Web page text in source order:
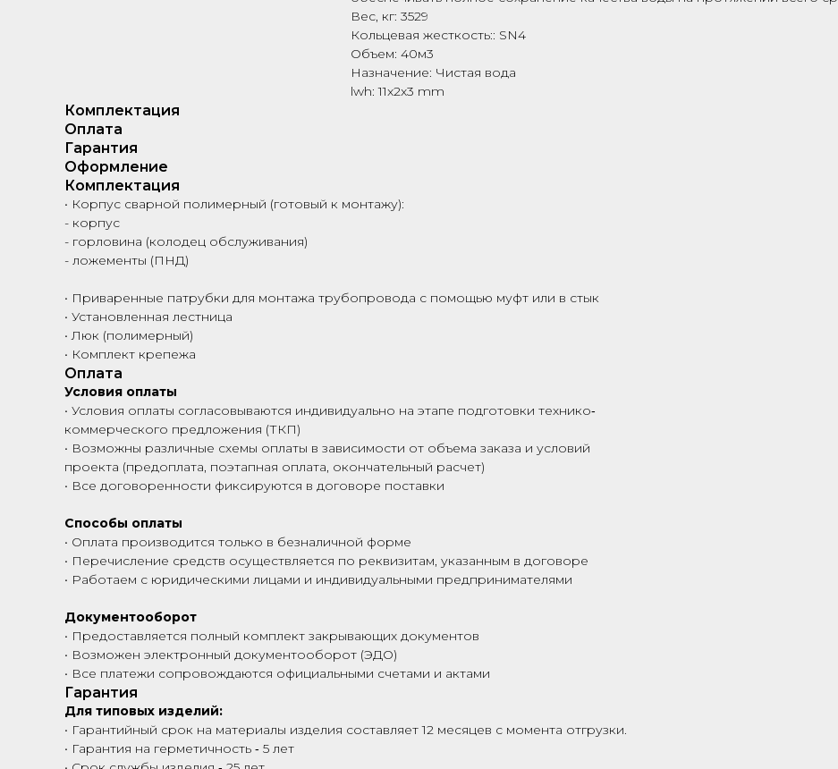
Вес, кг: 3529
Кольцевая жесткость:: SN4
Объем: 40м3
Назначение: Чистая вода
lwh: 11x2x3 mm
Комплектация
Оплата
Гарантия
Оформление
Комплектация
• Корпус сварной полимерный (готовый к монтажу):
- корпус
- горловина (колодец обслуживания)
- ложементы (ПНД)
• Приваренные патрубки для монтажа трубопровода с помощью муфт или в стык
• Установленная лестница
• Люк (полимерный)
• Комплект крепежа
Оплата
Условия оплаты
• Условия оплаты согласовываются индивидуально на этапе подготовки технико‑
коммерческого предложения (ТКП)
• Возможны различные схемы оплаты в зависимости от объема заказа и условий
проекта (предоплата, поэтапная оплата, окончательный расчет)
• Все договоренности фиксируются в договоре поставки
Способы оплаты
• Оплата производится только в безналичной форме
• Перечисление средств осуществляется по реквизитам, указанным в договоре
• Работаем с юридическими лицами и индивидуальными предпринимателями
Документооборот
• Предоставляется полный комплект закрывающих документов
• Возможен электронный документооборот (ЭДО)
• Все платежи сопровождаются официальными счетами и актами
Гарантия
Для типовых изделий:
• Гарантийный срок на материалы изделия составляет 12 месяцев с момента отгрузки.
• Гарантия на герметичность ‑ 5 лет